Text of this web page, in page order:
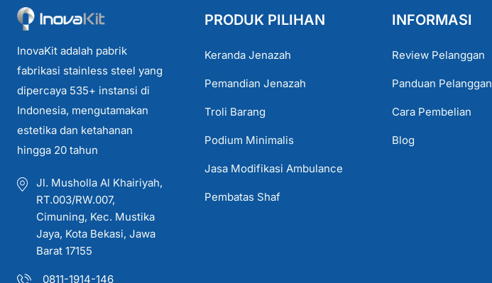
InovaKit adalah pabrik
fabrikasi stainless steel yang
dipercaya 535+ instansi di
Indonesia, mengutamakan
estetika dan ketahanan
hingga 20 tahun
Jl. Musholla Al Khairiyah,
RT.003/RW.007,
Cimuning, Kec. Mustika
Jaya, Kota Bekasi, Jawa
Barat 17155
0811-1914-146
PRODUK PILIHAN
Keranda Jenazah
Pemandian Jenazah
Troli Barang
Podium Minimalis
Jasa Modifikasi Ambulance
Pembatas Shaf
INFORMASI
Review Pelanggan
Panduan Pelanggan
Cara Pembelian
Blog